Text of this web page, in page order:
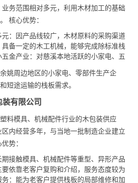
务范围相对多元，利用木材加工的基础
核心优势：
：因产品线较广，木材原料的采购渠道相
备一定的木工机械，能够完成除标准栈板
姚周边地区的小家电、零部件生产企
短途运输的栈板需求。
有限公司
料模具、机械配件行业的木包装供应
内经营多年，与当地一批制造企业建立
势：
接触模具、机械配件等重型、异形产品，
依靠老客户复购和介绍，服务态度较为细